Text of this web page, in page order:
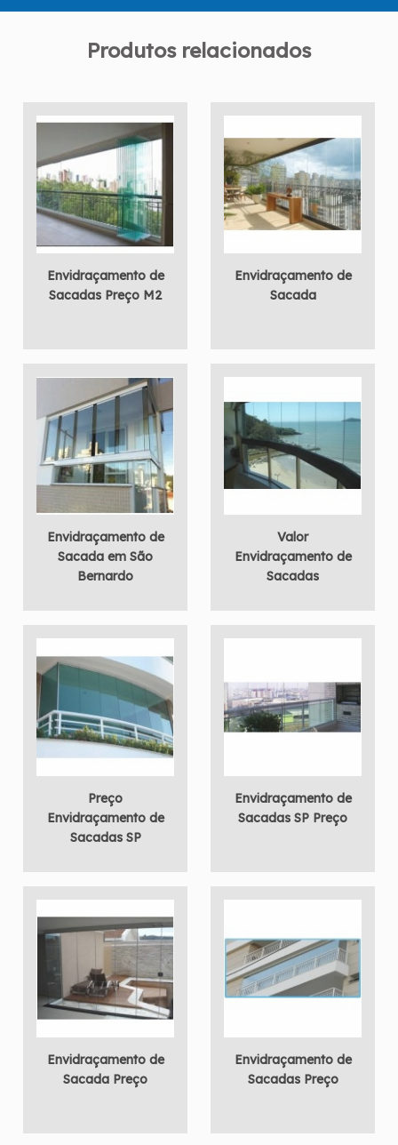
Produtos relacionados
Envidraçamento de
Sacadas Preço M2
Envidraçamento de
Sacada
Envidraçamento de
Sacada em São
Bernardo
Valor
Envidraçamento de
Sacadas
Preço
Envidraçamento de
Sacadas SP
Envidraçamento de
Sacadas SP Preço
Envidraçamento de
Sacada Preço
Envidraçamento de
Sacadas Preço